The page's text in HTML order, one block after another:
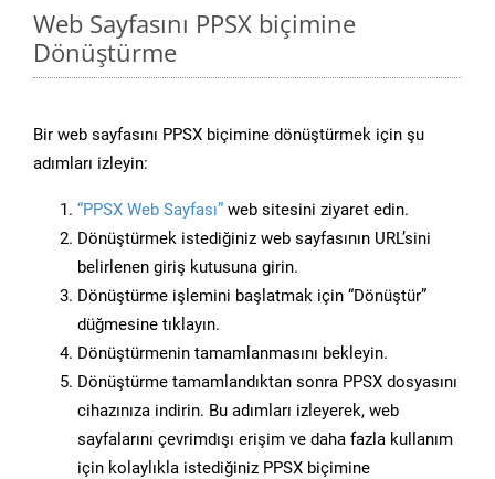
Web Sayfasını PPSX biçimine
Dönüştürme
Bir web sayfasını PPSX biçimine dönüştürmek için şu
adımları izleyin:
“PPSX Web Sayfası” web sitesini ziyaret edin.
Dönüştürmek istediğiniz web sayfasının URL’sini
belirlenen giriş kutusuna girin.
Dönüştürme işlemini başlatmak için “Dönüştür”
düğmesine tıklayın.
Dönüştürmenin tamamlanmasını bekleyin.
Dönüştürme tamamlandıktan sonra PPSX dosyasını
cihazınıza indirin. Bu adımları izleyerek, web
sayfalarını çevrimdışı erişim ve daha fazla kullanım
için kolaylıkla istediğiniz PPSX biçimine